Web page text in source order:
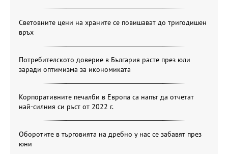
Световните цени на храните се повишават до тригодишен
връх
Потребителското доверие в България расте през юли
заради оптимизма за икономиката
Корпоративните печалби в Европа са напът да отчетат
най-силния си ръст от 2022 г.
Оборотите в търговията на дребно у нас се забавят през
юни